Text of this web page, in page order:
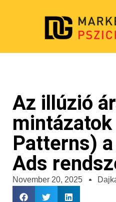
Az illúzió
Patterns)
Ads
November 20, 2025